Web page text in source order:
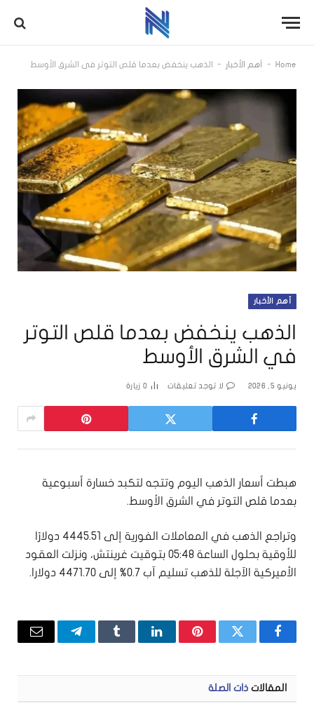
Home
- أهم الأخبار - الذهب ينخفض بعدما قلص التوتر في الشرق الأوسط
أهم الأخبار
الذهب ينخفض بعدما قلص التوتر
في الشرق الأوسط
يونيو 5, 2026 لا توجد تعليقات 0 زيارة
هبطت أسعار الذهب اليوم وتتجه لتكبد خسارة أسبوعية
بعدما قلص التوتر في الشرق الأوسط.
وتراجع الذهب في المعاملات الفورية إلى 4445.51 دولارًا
للأوقية بحلول الساعة 05:48 بتوقيت غرينتش، ونزلت العقود
الأميركية الآجلة للذهب تسليم آب 0.7% إلى 4471.70 دولارا.
فيسبوكتويتر بينتيريستلينكدإنTumblrتيلقرامالبريد
المقالات ذات الصلة